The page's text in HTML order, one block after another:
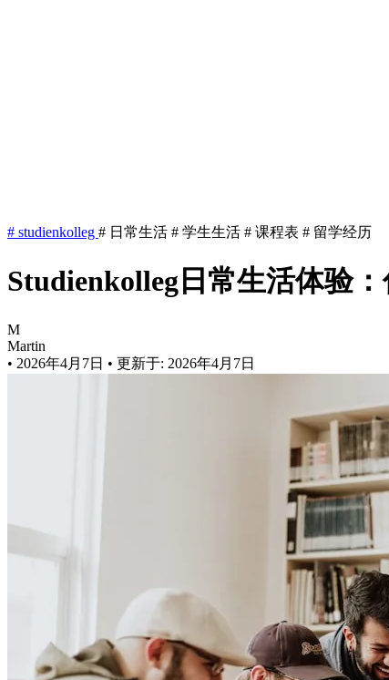
# studienkolleg # 日常生活 # 学生生活 # 课程表 # 留学经历
Studienkolleg日常生活体验：
M
Martin
• 2026年4月7日 • 更新于: 2026年4月7日